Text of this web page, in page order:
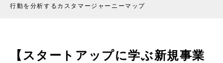
行動を分析するカスタマージャーニーマップ
【スタートアップに学ぶ新規事業